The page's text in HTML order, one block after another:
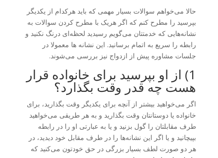
حالا می‌خواهم سوالات بسیار مهمی که باید هرکدام از یکدیگر
بپرسید را مطرح کنم که اگر هریک با مطرح کردن سوالات به
نشانه‌هایی که خدمتتان می‌گویم رسیدید لحظه‌ای درنگ نکنید و
رابطه را سریع به اتمام برسانید. این نشانه ها معمولا در
جلسات مشاوره پیش از ازدواج نیز بررسی می‌شوند.
1) از او بپرسید برای خانواده قرار
هست چه قدر وقت بگذارد؟
اگر می‌خواهید بیشتر از آنچه برای یکدیگر وقت بگذارید، برای
خانواده یا دوستانتان وقت بگذارید و به هر طریقی می‌خواهید
طرف مقابلتان را گول بزنید و یا به عبارتی او را در رابطه
بپیچانید و یا اگر این نشانه‌ها را در طرف مقابل خود دیدید، در
هر دو صورت لطف بسیار بزرگی در حق خودتون می‌کنید که